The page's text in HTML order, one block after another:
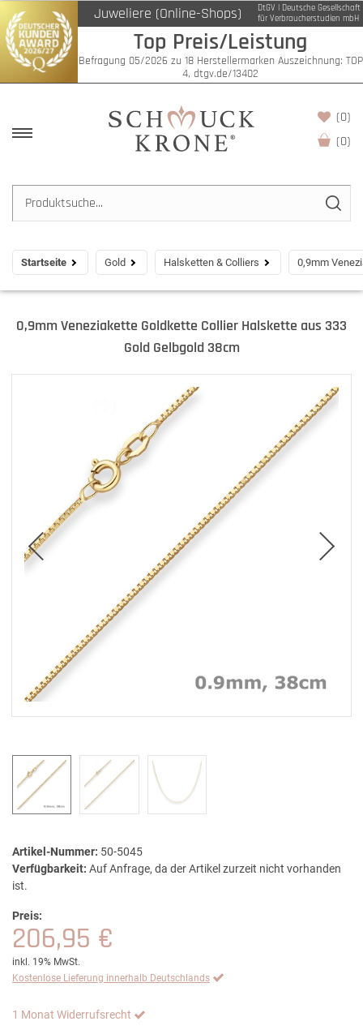
Juweliere (Online-Shops)
DtGV | Deutsche Gesellschaft
für Verbraucherstudien mbH
Top Preis/Leistung
Befragung 05/2026 zu 18 Herstellermarken Auszeichnung: TOP
4, dtgv.de/13402
(0)
(0)
Startseite Gold Halsketten & Colliers 0,9mm
0,9mm Veneziakette Goldkette Collier Halskette aus 333
Gold Gelbgold 38cm
Artikel-Nummer: 50-5045
Verfügbarkeit: Auf Anfrage, da der Artikel zurzeit nicht vorhanden
ist.
Preis:
206,95 €
inkl. 19% MwSt.
Kostenlose Lieferung innerhalb Deutschlands
1 Monat Widerrufsrecht